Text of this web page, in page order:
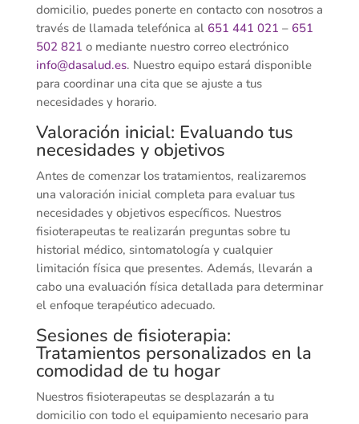
domicilio, puedes ponerte en contacto con nosotros a
través de llamada telefónica al 651 441 021 – 651
502 821 o mediante nuestro correo electrónico
info@dasalud.es. Nuestro equipo estará disponible
para coordinar una cita que se ajuste a tus
necesidades y horario.
Valoración inicial: Evaluando tus
necesidades y objetivos
Antes de comenzar los tratamientos, realizaremos
una valoración inicial completa para evaluar tus
necesidades y objetivos específicos. Nuestros
fisioterapeutas te realizarán preguntas sobre tu
historial médico, sintomatología y cualquier
limitación física que presentes. Además, llevarán a
cabo una evaluación física detallada para determinar
el enfoque terapéutico adecuado.
Sesiones de fisioterapia:
Tratamientos personalizados en la
comodidad de tu hogar
Nuestros fisioterapeutas se desplazarán a tu
domicilio con todo el equipamiento necesario para